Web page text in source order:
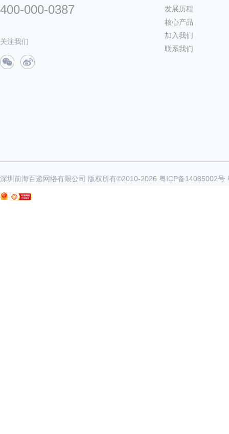
400-000-0387
关注我们
发展历程
核心产品
加入我们
联系我们
深圳前海百递网络有限公司 版权所有©2010-2026 粤ICP备14085002号